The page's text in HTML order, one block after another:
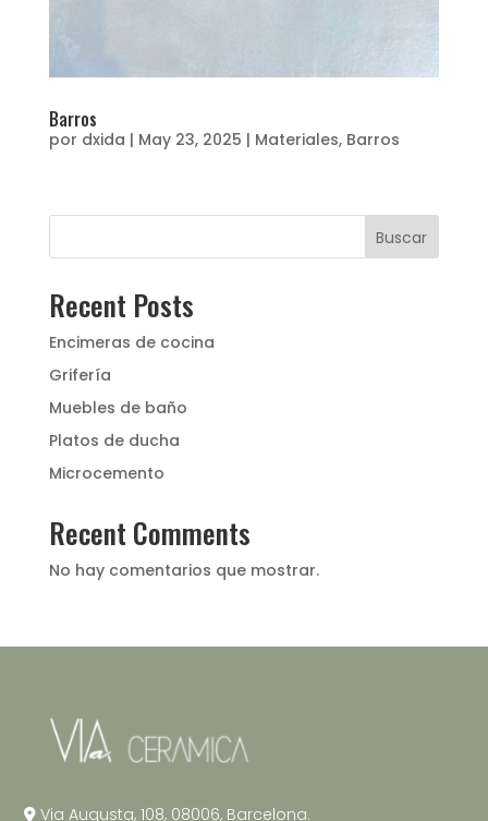
Barros
por dxida | May 23, 2025 | Materiales, Barros
Buscar
Recent Posts
Encimeras de cocina
Grifería
Muebles de baño
Platos de ducha
Microcemento
Recent Comments
No hay comentarios que mostrar.
Via Augusta, 108, 08006, Barcelona.